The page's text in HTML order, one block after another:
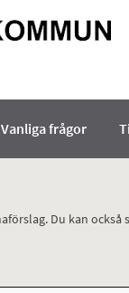
Vanliga frågor
Du kan